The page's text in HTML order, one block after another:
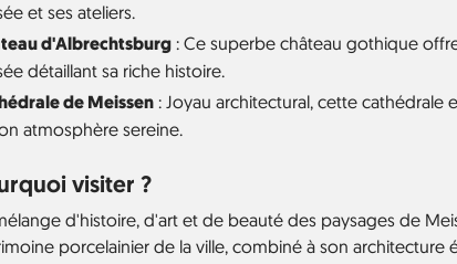
et ses ateliers.
d'Albrechtsburg: Ce superbe château gothique
détaillant sa riche histoire.
de Meissen: Joyau architectural, cette
atmosphère sereine.
visiter ?
d'histoire, d'art et de beauté des paysages de
porcelainier de la ville, combiné à son